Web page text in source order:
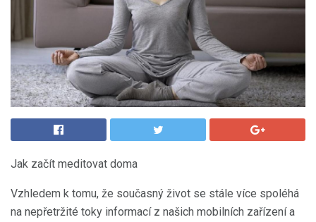
Jak začít meditovat doma
Vzhledem k tomu, že současný život se stále více spoléhá
na nepřetržité toky informací z našich mobilních zařízení a